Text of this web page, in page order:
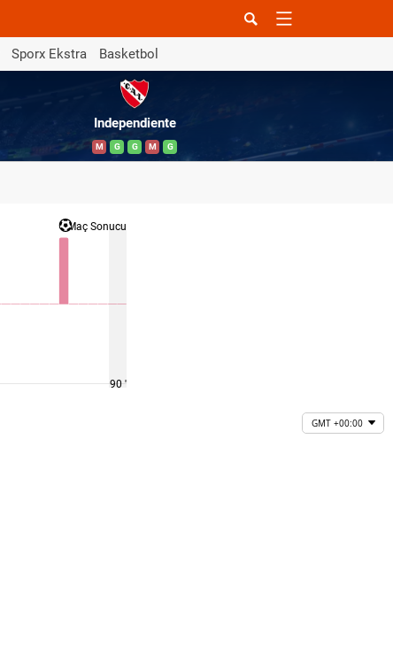
Sporx Ekstra Basketbol
Independiente
M G G M G
Maç Sonucu
90 '
GMT +00:00